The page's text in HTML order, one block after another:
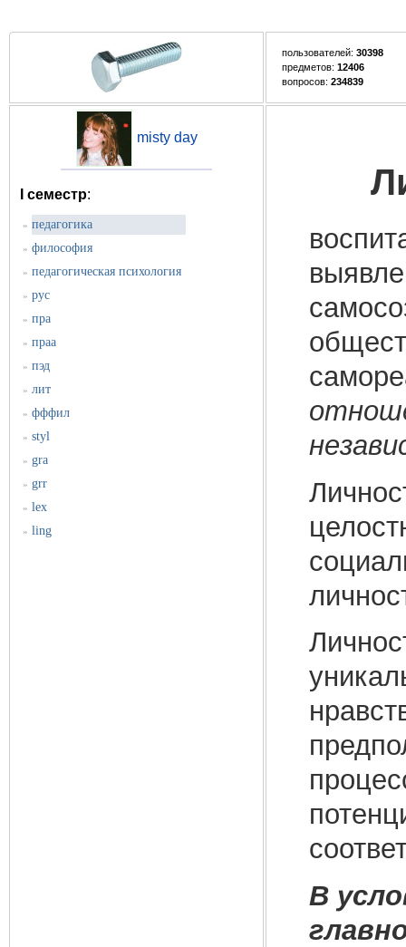
пользователей: 30398
предметов: 12406
вопросов: 234839
misty day
I семестр:
» педагогика
» философия
» педагогическая психология
» рус
» пра
» праа
» пэд
» лит
» фффил
» styl
» gra
» grr
» lex
» ling
В